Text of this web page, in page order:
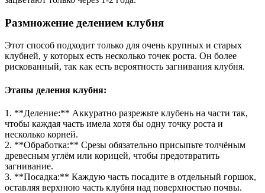
Размножение делением клубня
Этот способ подходит только для очень крупных и старых
клубней, у которых есть несколько точек роста. Он более
рискованный, так как есть вероятность загнивания клубня.
Этапы деления клубня:
1. **Деление:** Аккуратно разрежьте клубень на части так,
чтобы каждая часть имела хотя бы одну точку роста и
несколько корней.
2. **Обработка:** Срезы обязательно присыпьте толчёным
древесным углём или корицей, чтобы предотвратить
загнивание.
3. **Посадка:** Каждую часть посадите в отдельный горшок,
оставляя верхнюю часть клубня над поверхностью почвы.